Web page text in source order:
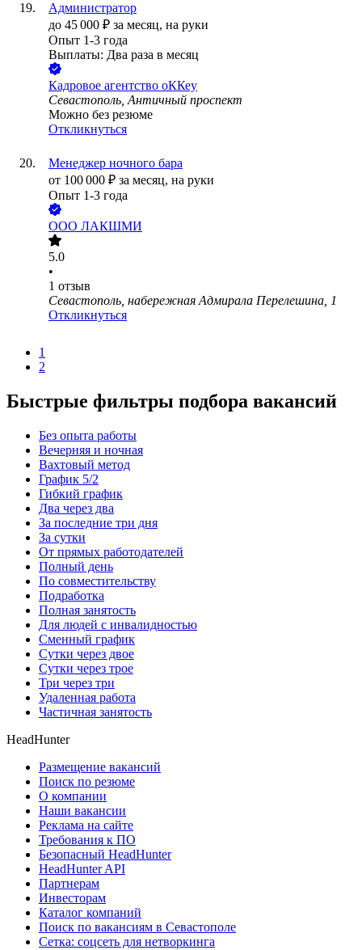
Администратор
до 45 000 ₽ за месяц, на руки
Опыт 1-3 года
Выплаты: Два раза в месяц
Кадровое агентство оККеу
Севастополь, Античный проспект
Можно без резюме
Откликнуться
Менеджер ночного бара
от 100 000 ₽ за месяц, на руки
Опыт 1-3 года
ООО ЛАКШМИ
5.0
•
1 отзыв
Севастополь, набережная Адмирала Перелешина, 1
Откликнуться
1
2
Быстрые фильтры подбора вакансий
Без опыта работы
Вечерняя и ночная
Вахтовый метод
График 5/2
Гибкий график
Два через два
За последние три дня
За сутки
От прямых работодателей
Полный день
По совместительству
Подработка
Полная занятость
Для людей с инвалидностью
Сменный график
Сутки через двое
Сутки через трое
Три через три
Удаленная работа
Частичная занятость
HeadHunter
Размещение вакансий
Поиск по резюме
О компании
Наши вакансии
Реклама на сайте
Требования к ПО
Безопасный HeadHunter
HeadHunter API
Партнерам
Инвесторам
Каталог компаний
Поиск по вакансиям в Севастополе
Сетка: соцсеть для нетворкинга